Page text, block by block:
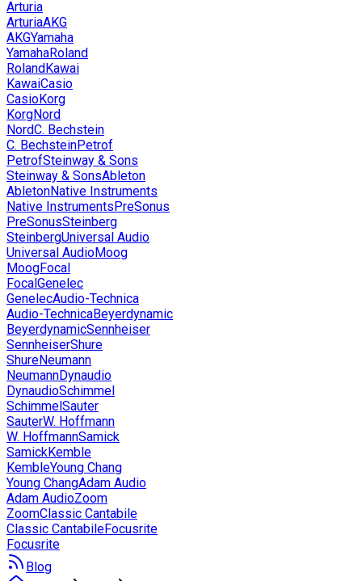
Arturia
ArturiaAKG
AKGYamaha
YamahaRoland
RolandKawai
KawaiCasio
CasioKorg
KorgNord
NordC. Bechstein
C. BechsteinPetrof
PetrofSteinway & Sons
Steinway & SonsAbleton
AbletonNative Instruments
Native InstrumentsPreSonus
PreSonusSteinberg
SteinbergUniversal Audio
Universal AudioMoog
MoogFocal
FocalGenelec
GenelecAudio-Technica
Audio-TechnicaBeyerdynamic
BeyerdynamicSennheiser
SennheiserShure
ShureNeumann
NeumannDynaudio
DynaudioSchimmel
SchimmelSauter
SauterW. Hoffmann
W. HoffmannSamick
SamickKemble
KembleYoung Chang
Young ChangAdam Audio
Adam AudioZoom
ZoomClassic Cantabile
Classic CantabileFocusrite
Focusrite
Blog